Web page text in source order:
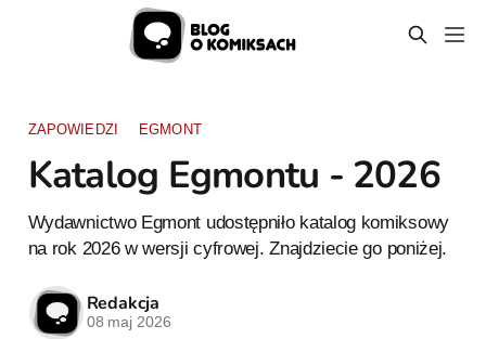
ZAPOWIEDZI EGMONT
Katalog Egmontu - 2026
Wydawnictwo Egmont udostępniło katalog komiksowy
na rok 2026 w wersji cyfrowej. Znajdziecie go poniżej.
Redakcja
08 maj 2026